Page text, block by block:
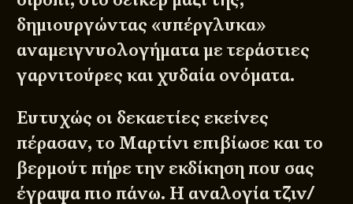
δημιουργώντας «υπέργλυκα»
αναμειγνυολογήματα με τεράστιες
γαρνιτούρες και χυδαία ονόματα.
Ευτυχώς οι δεκαετίες εκείνες
πέρασαν, το Μαρτίνι επιβίωσε και το
βερμούτ πήρε την εκδίκηση που σας
έγραψα πιο πάνω. Η αναλογία τζιν/